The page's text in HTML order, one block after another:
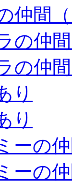
仲間
の仲
の仲
り
り
ーの
ーの